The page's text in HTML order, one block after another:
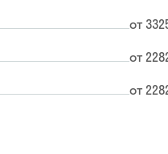
от
от
от